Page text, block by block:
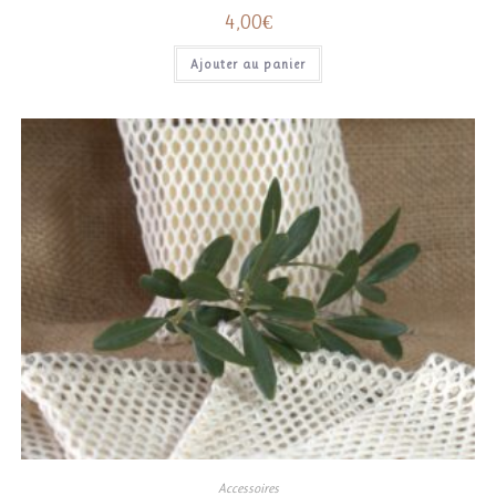
4,00€
Ajouter au panier
Accessoires